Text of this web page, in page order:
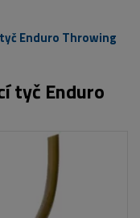
Enduro Throwing
tyč Enduro